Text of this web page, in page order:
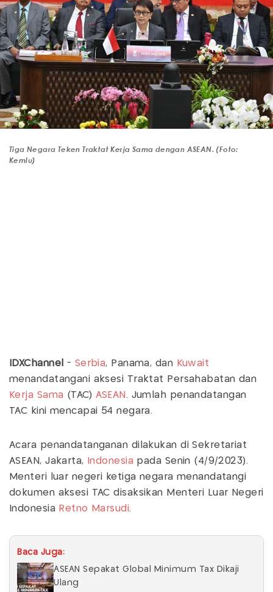
Tiga Negara Teken Traktat Kerja Sama dengan ASEAN. (Foto:
Kemlu)
IDXChannel - Serbia, Panama, dan Kuwait
menandatangani aksesi Traktat Persahabatan dan
Kerja Sama (TAC) ASEAN . Jumlah penandatangan
TAC kini mencapai 54 negara.
Acara penandatanganan dilakukan di Sekretariat
ASEAN, Jakarta,
Indonesia pada Senin (4/9/2023).
Menteri luar negeri ketiga negara menandatangi
dokumen aksesi TAC disaksikan Menteri Luar Negeri
Indonesia Retno Marsudi.
Baca Juga:
ASEAN Sepakat Global Minimum Tax Dikaji
Ulang